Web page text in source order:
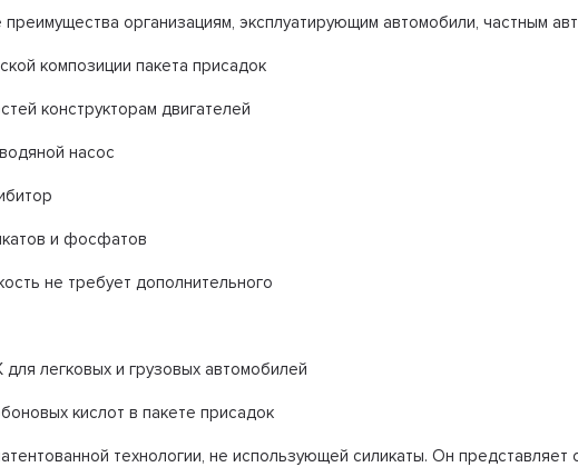
организациям, эксплуатирующим автомобили, частным
композиции пакета присадок
конструкторам двигателей
насос
и фосфатов
не требует дополнительного
легковых и грузовых автомобилей
кислот в пакете присадок
технологии, не использующей силикаты. Он